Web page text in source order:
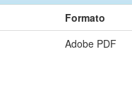
Formato
Adobe PDF